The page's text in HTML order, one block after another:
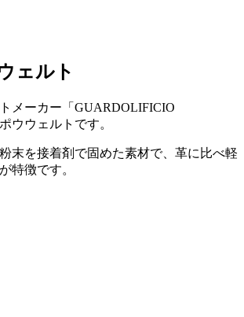
ェルト
メーカー「GUARDOLIFICIO
ウウェルトです。
末を接着剤で固めた素材で、革に比べ軽
特徴です。